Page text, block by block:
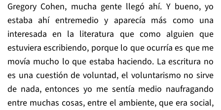
Gregory Cohen, mucha gente llegó ahí. Y bueno, yo
estaba ahí entremedio y aparecía más como una
interesada en la literatura que como alguien que
estuviera escribiendo, porque lo que ocurría es que me
movía mucho lo que estaba haciendo. La escritura no
es una cuestión de voluntad, el voluntarismo no sirve
de nada, entonces yo me sentía medio naufragando
entre muchas cosas, entre el ambiente, que era social,